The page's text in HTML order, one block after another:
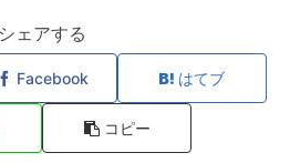
シェアする
Facebook はてブ
コピー